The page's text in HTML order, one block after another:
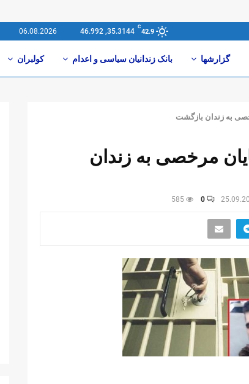
42.9
C
35.3144, 46.992
06.08.2026
گزارشها بانک زندانیان سیاسی و اعدام کولبران
بە زندان بازگشت
مرخصی بە زندان
0
585